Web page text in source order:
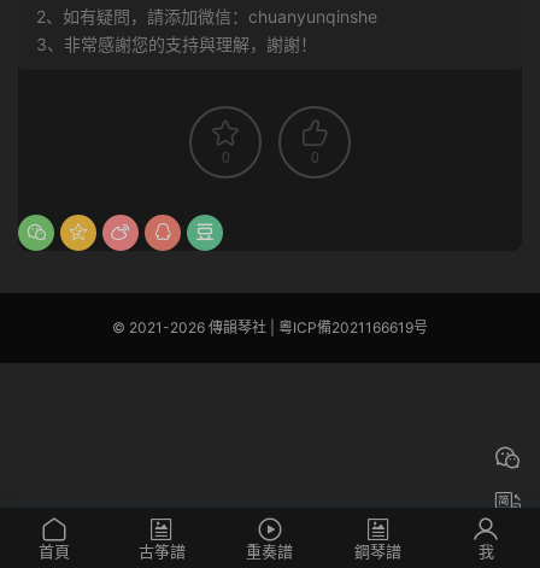
2、如有疑問，請添加微信：chuanyunqinshe
3、非常感謝您的支持與理解，謝謝！
0 0
© 2021-2026 傳韻琴社 | 粵ICP備2021166619号
首頁 古筝譜 重奏譜 鋼琴譜 我